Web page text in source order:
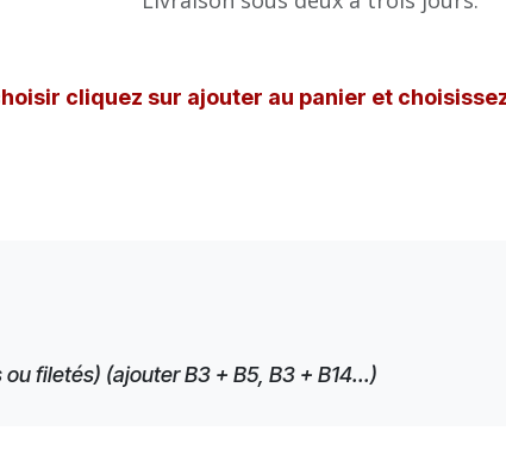
cliquez sur ajouter au panier et
filetés) (ajouter B3 + B5, B3 + B14...)